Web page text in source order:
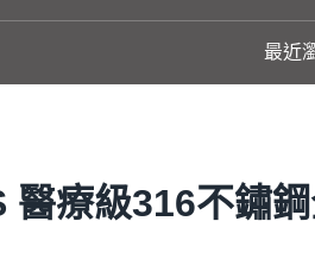
最近
醫療級316不鏽